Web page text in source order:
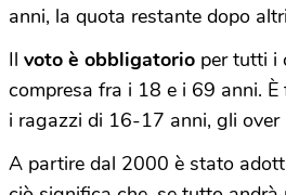
anni, la quota restante dopo
Il voto è obbligatorio per tutti i
compresa fra i 18 e i 69 anni.
i ragazzi di 16-17 anni, gli
A partire dal 2000 è stato